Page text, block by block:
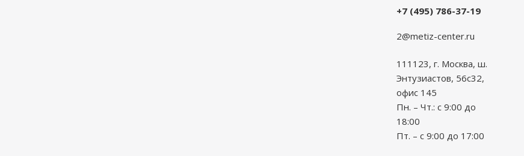
+7 (495) 786-37-19
2@metiz-center.ru
111123, г. Москва, ш.
Энтузиастов, 56с32,
офис 145
Пн. – Чт.: с 9:00 до
18:00
Пт. – с 9:00 до 17:00